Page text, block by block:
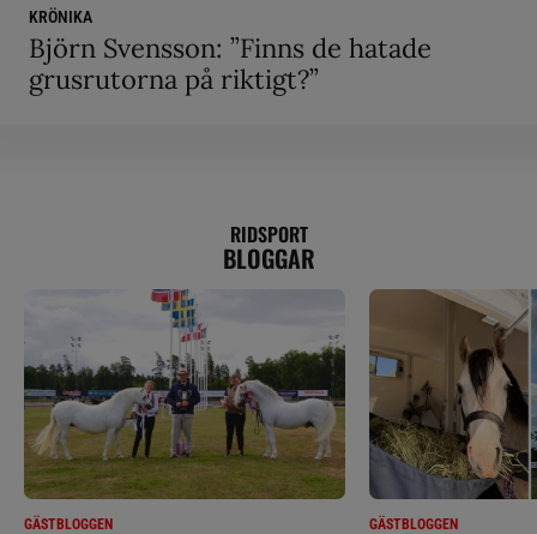
KRÖNIKA
Björn Svensson: ”Finns de hatade
grusrutorna på riktigt?”
RIDSPORT
BLOGGAR
GÄSTBLOGGEN GÄSTBLOGGEN